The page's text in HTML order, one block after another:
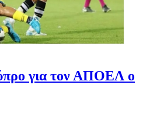
για τον ΑΠΟΕΛ ο